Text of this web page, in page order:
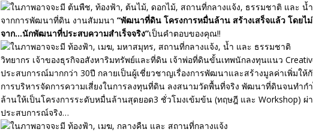
จากการพัฒนาที่ดิน งานสัมมนา “พัฒนาที่ดิน โครงการหมื่นล้าน สร้างเสร็จแล้ว โดยไม่
จาก…นักพัฒนาที่ประสบความสำเร็จจริง”เป็นคำตอบของคุณ!!
วิทยากร เจ้าของธุรกิจอสังหาริมทรัพย์และที่ดิน เจ้าพ่อที่ดินขั้นเทพนักลงทุนแนว
ประสบการณ์มากกว่า 30ปี กลายเป็นผู้เชี่ยวชาญเรื่องการพัฒนาและสร้างมูลค่าเพิ่มใ
การบริหารจัดการความเสี่ยงในการลงทุนที่ดิน ลงสนามวัดพื้นที่จริง พัฒนาที่ดินจนทำก
ล้านให้เป็นโครงการระดับหมื่นล้านสุดยอด3 ชั่วโมงเข้มข้น (ทฤษฎี และ Workshop) ผ่
ประสบการณ์จริง…